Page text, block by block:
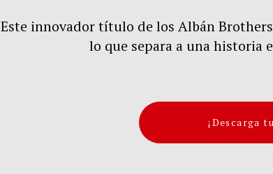
Este innovador título de los Albán
lo que separa a una historia
¡Descarga